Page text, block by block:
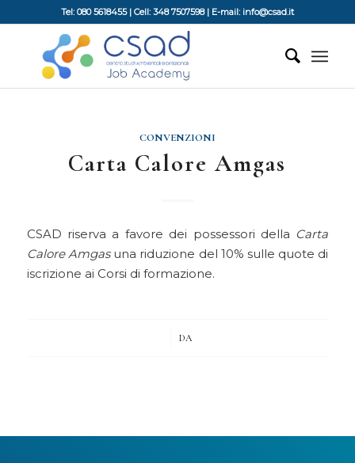
Tel: 080 5618455 | Cell: 348 7507598 | E-mail: info@csad.it
CONVENZIONI
Carta Calore Amgas
CSAD riserva a favore dei possessori della Carta
Calore Amgasuna riduzione del 10% sulle quote di
iscrizione ai Corsi di formazione.
DA